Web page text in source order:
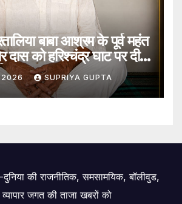
बाबा आश्रम के पूर्व महंत
को हरिश्चंद्र घाट पर दी
2026 SUPRIYA GUPTA
की राजनीतिक, समसामयिक, बॉलीवुड,
जगत की ताजा खबरों को